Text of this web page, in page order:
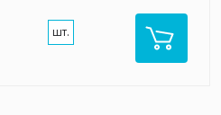
шт.